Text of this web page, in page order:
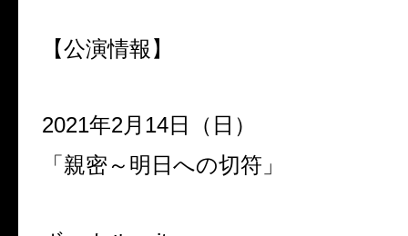
【公演情報】
2021年2月 14日（日）
「親密～明日への切符」